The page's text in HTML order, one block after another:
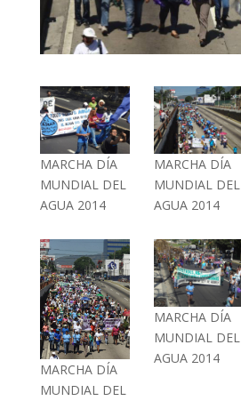
MARCHA DÍA
MUNDIAL DEL
AGUA 2014
MARCHA DÍA
MUNDIAL DEL
AGUA 2014
MARCHA DÍA
MUNDIAL DEL
MARCHA DÍA
MUNDIAL DEL
AGUA 2014